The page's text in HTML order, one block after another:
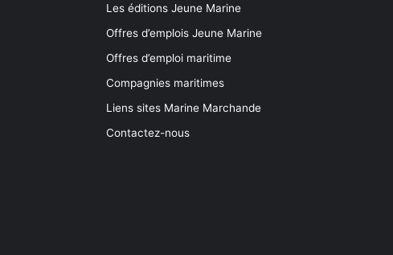
Les éditions Jeune Marine
Offres d’emplois Jeune Marine
Offres d’emploi maritime
Compagnies maritimes
Liens sites Marine Marchande
Contactez-nous